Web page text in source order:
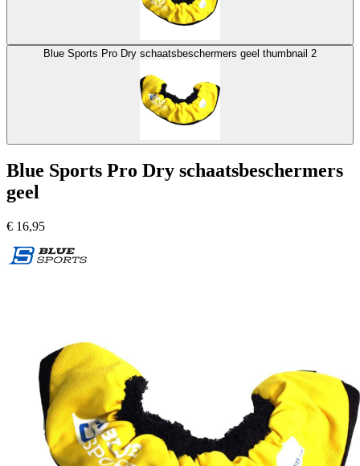
Blue Sports Pro Dry schaatsbeschermers geel thumbnail 2
Blue Sports Pro Dry schaatsbeschermers
geel
€ 16,95